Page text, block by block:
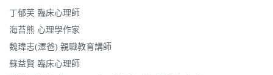
丁郁芙 臨床心理師
海苔熊 心理學作家
魏瑋志(澤爸) 親職教育講師
蘇益賢 臨床心理師